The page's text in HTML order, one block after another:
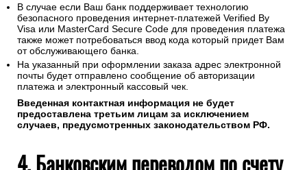
В случае если Ваш банк поддерживает технологию
безопасного проведения интернет-платежей Verified By
Visa или MasterCard Secure Code для проведения платежа
также может потребоваться ввод кода который придет Вам
от обслуживающего банка.
На указанный при оформлении заказа адрес электронной
почты будет отправлено сообщение об авторизации
платежа и электронный кассовый чек.
Введенная контактная информация не будет
предоставлена третьим лицам за исключением
случаев, предусмотренных законодательством РФ.
4. Банковским переводом по счету